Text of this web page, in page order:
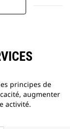
principes de
augmenter
activité.